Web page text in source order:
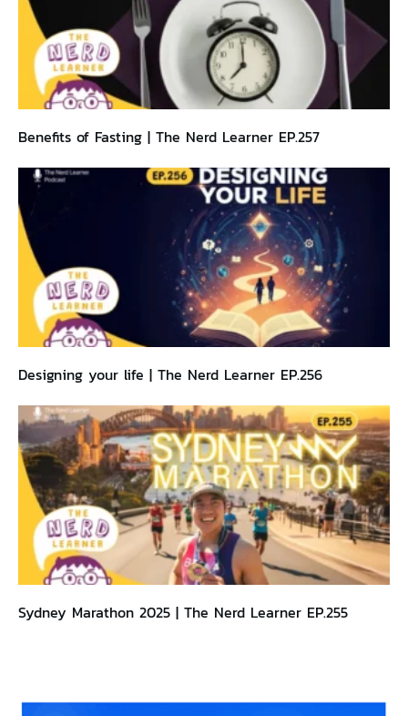
Benefits of Fasting | The Nerd Learner EP.257
Designing your life | The Nerd Learner EP.256
Sydney Marathon 2025 | The Nerd Learner EP.255